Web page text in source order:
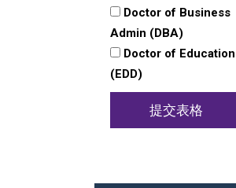
Doctor of Business
Admin (DBA)
Doctor of Education
(EDD)
提交表格